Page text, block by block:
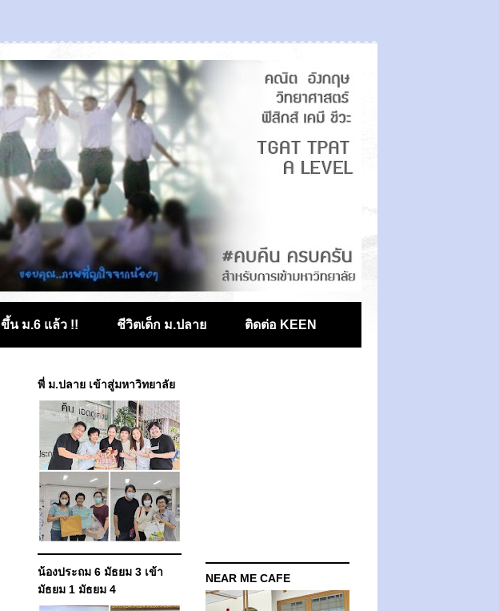
ขึ้น ม.6 แล้ว !! ชีวิตเด็ก ม.ปลาย ติดต่อ KEEN
พี่ ม.ปลาย เข้าสู่มหาวิทยาลัย
น้องประถม 6 มัธยม 3 เข้า
มัธยม 1 มัธยม 4
NEAR ME CAFE